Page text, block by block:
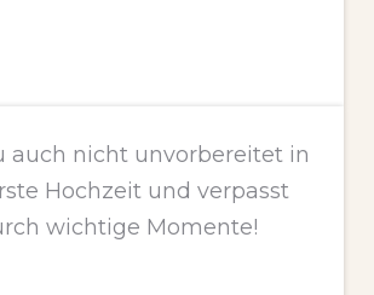
auch nicht unvorbereitet in
Hochzeit und verpasst
wichtige Momente!